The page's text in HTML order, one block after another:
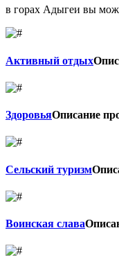
в горах Адыгеи вы
Активный отдых
ЗдоровьяОписание
Сельский туризм
Воинская слава